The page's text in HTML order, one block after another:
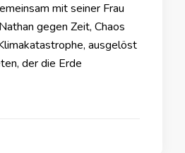
mit seiner Frau
gegen Zeit, Chaos
ausgelöst
der die Erde